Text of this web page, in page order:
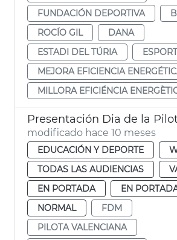
FUNDACIÓN DEPORTIVA
ROCÍO GIL
DANA
ESTADI DEL TÚRIA
MEJORA EFICIENCIA
MILLORA EFICIÉNCIA
Presentación Dia de la
modificado hace 10 meses
EDUCACIÓN Y DEPORTE
TODAS LAS AUDIENCIAS
EN PORTADA
EN
NORMAL
FDM
PILOTA VALENCIANA